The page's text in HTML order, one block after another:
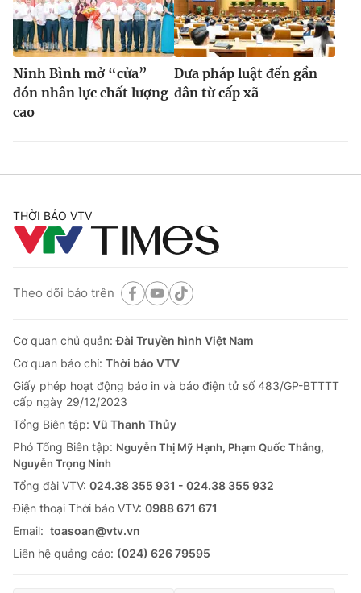
Ninh Bình mở “cửa”
đón nhân lực chất lượng
cao
Đưa pháp luật đến gần
dân từ cấp xã
THỜI BÁO VTV
Theo dõi báo trên
Cơ quan chủ quản:Đài Truyền hình Việt Nam
Cơ quan báo chí: Thời báo VTV
Giấy phép hoạt động báo in và báo điện tử số 483/GP-BTTTT
cấp ngày 29/12/2023
Tổng Biên tập: Vũ Thanh Thủy
Phó Tổng Biên tập: Nguyễn Thị Mỹ Hạnh, Phạm Quốc Thắng,
Nguyễn Trọng Ninh
Tổng đài VTV: 024.38 355 931 - 024.38 355 932
Ðiện thoại Thời báo VTV: 0988 671 671
Email: toasoan@vtv.vn
Liên hệ quảng cáo: (024) 626 79595